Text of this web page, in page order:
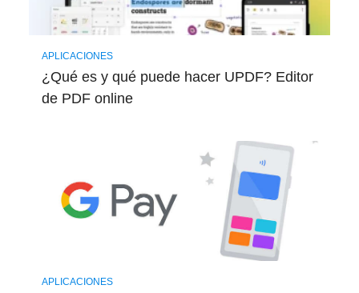
APLICACIONES
¿Qué es y qué puede hacer UPDF? Editor
de PDF online
APLICACIONES